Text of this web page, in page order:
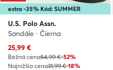
extra -35% Kód: SUMMER
U.S. Polo Assn.
Sandále · Čierna
Aktuálna cena
25,99 €
Bežná cena54,99 €-52%
Najnižšia cena31,99 €-18%